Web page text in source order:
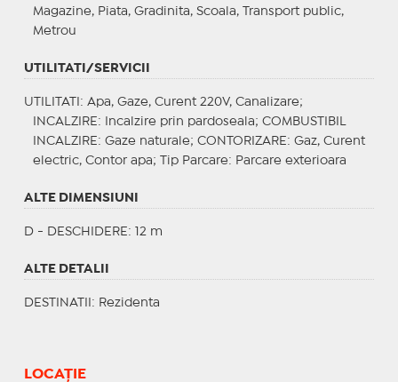
Magazine, Piata, Gradinita, Scoala, Transport public,
Metrou
UTILITATI/SERVICII
UTILITATI : Apa, Gaze, Curent 220V, Canalizare;
INCALZIRE : Incalzire prin pardoseala; COMBUSTIBIL
INCALZIRE : Gaze naturale; CONTORIZARE : Gaz, Curent
electric, Contor apa;
Tip Parcare: Parcare exterioara
ALTE DIMENSIUNI
D - DESCHIDERE: 12 m
ALTE DETALII
DESTINATII : Rezidenta
LOCAȚIE